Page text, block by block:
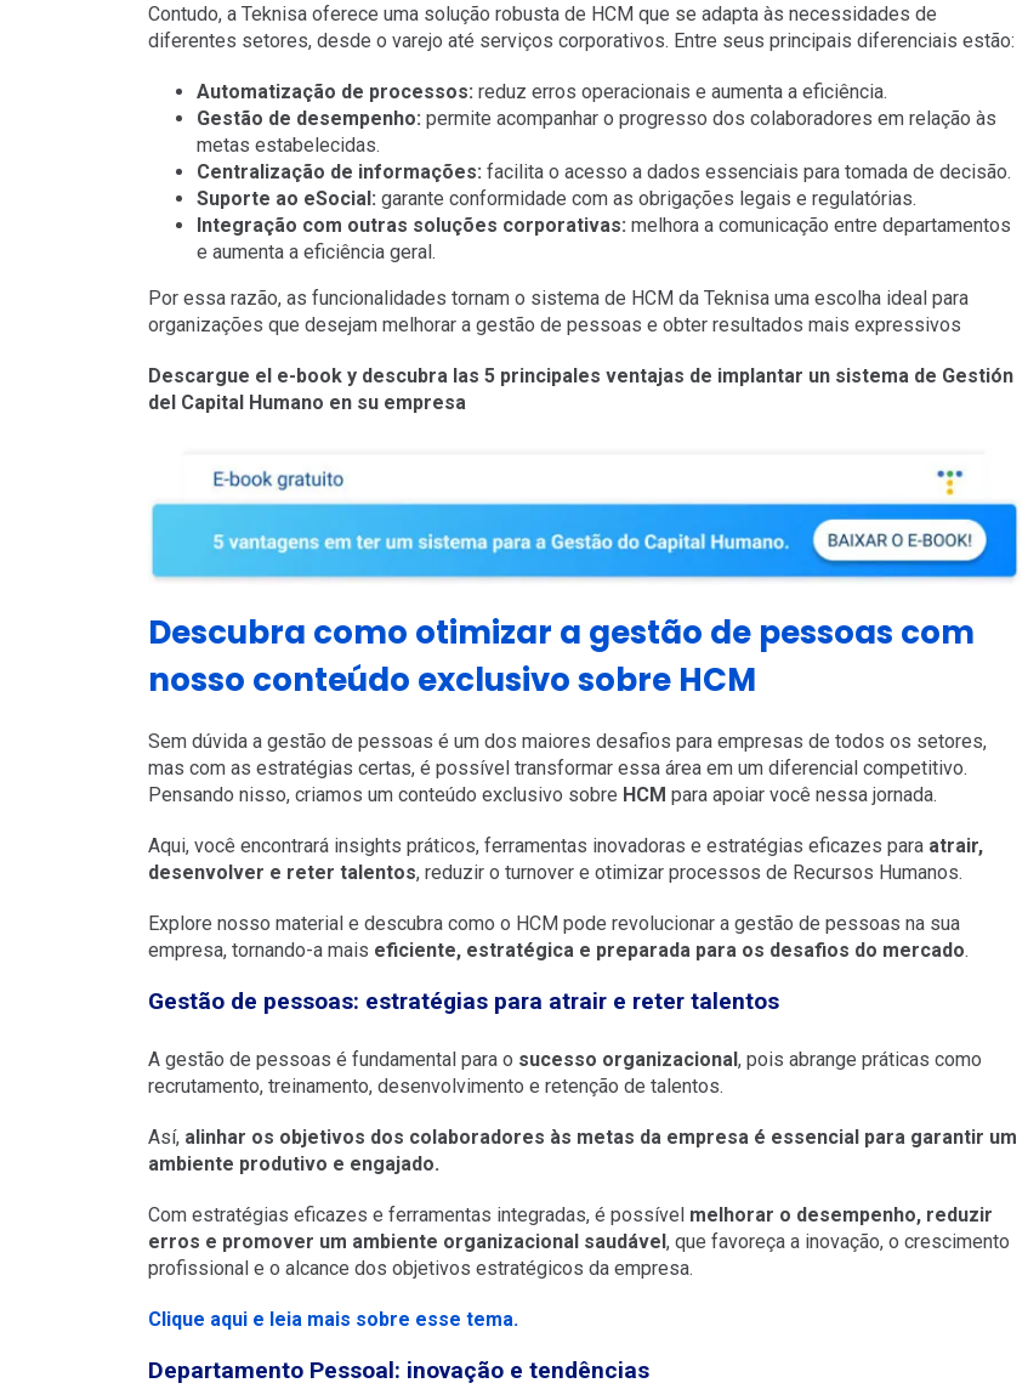
Contudo, a Teknisa oferece uma solução robusta de HCM que se adapta às necessidades de
diferentes setores, desde o varejo até serviços corporativos. Entre seus principais diferenciais estão:
Automatização de processos: reduz erros operacionais e aumenta a eficiência.
Gestão de desempenho: permite acompanhar o progresso dos colaboradores em relação às
metas estabelecidas.
Centralização de informações: facilita o acesso a dados essenciais para tomada de decisão.
Suporte ao eSocial: garante conformidade com as obrigações legais e regulatórias.
Integração com outras soluções corporativas: melhora a comunicação entre departamentos
e aumenta a eficiência geral.
Por essa razão, as funcionalidades tornam o sistema de HCM da Teknisa uma escolha ideal para
organizações que desejam melhorar a gestão de pessoas e obter resultados mais expressivos
Descargue el e-book y descubra las 5 principales ventajas de implantar un sistema de Gestión
del Capital Humano en su empresa
Descubra como otimizar a gestão de pessoas com
nosso conteúdo exclusivo sobre HCM
Sem dúvida a gestão de pessoas é um dos maiores desafios para empresas de todos os setores,
mas com as estratégias certas, é possível transformar essa área em um diferencial competitivo.
Pensando nisso, criamos um conteúdo exclusivo sobre HCM para apoiar você nessa jornada.
Aqui, você encontrará insights práticos, ferramentas inovadoras e estratégias eficazes para atrair,
desenvolver e reter talentos, reduzir o turnover e otimizar processos de Recursos Humanos.
Explore nosso material e descubra como o HCM pode revolucionar a gestão de pessoas na sua
empresa, tornando-a mais eficiente, estratégica e preparada para os desafios do mercado.
Gestão de pessoas: estratégias para atrair e reter talentos
A gestão de pessoas é fundamental para o sucesso organizacional, pois abrange práticas como
recrutamento, treinamento, desenvolvimento e retenção de talentos.
Así, alinhar os objetivos dos colaboradores às metas da empresa é essencial para garantir um
ambiente produtivo e engajado.
Com estratégias eficazes e ferramentas integradas, é possível melhorar o desempenho, reduzir
erros e promover um ambiente organizacional saudável, que favoreça a inovação, o crescimento
profissional e o alcance dos objetivos estratégicos da empresa.
Clique aqui e leia mais sobre esse tema.
Departamento Pessoal: inovação e tendências